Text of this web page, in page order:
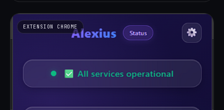
EXTENSION CHROME